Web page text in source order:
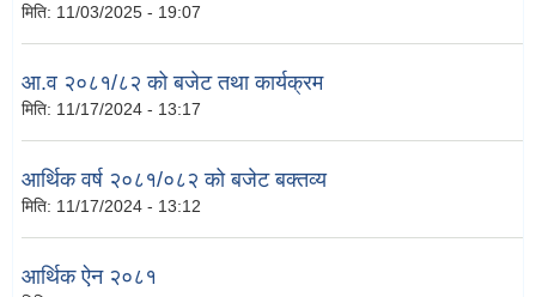
मिति: 11/03/2025 - 19:07
आ.व २०८१/८२ को बजेट तथा कार्यक्रम
मिति: 11/17/2024 - 13:17
आर्थिक वर्ष २०८१/०८२ को बजेट बक्तव्य
मिति: 11/17/2024 - 13:12
आर्थिक ऐन २०८१